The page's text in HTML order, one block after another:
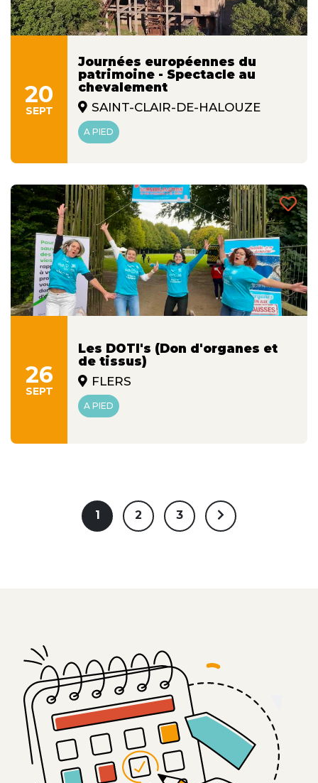
20
SEPT
Journées européennes du
patrimoine - Spectacle au
chevalement
SAINT-CLAIR-DE-HALOUZE
A PIED
26
SEPT
Les DOTI's (Don d'organes et
de tissus)
FLERS
A PIED
1 2 3